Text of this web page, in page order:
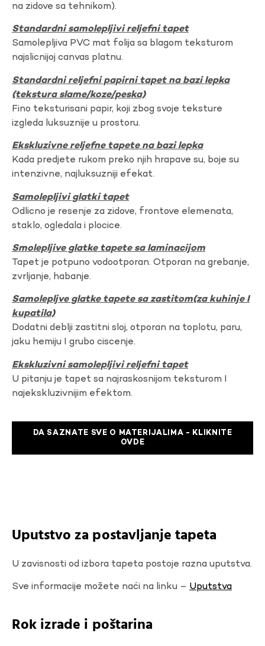
na zidove sa tehnikom).
Standardni samolepljivi reljefni tapet
Samolepljiva PVC mat folija sa blagom teksturom
najslicnijoj canvas platnu.
Standardni reljefni papirni tapet na bazi lepka
(tekstura slame/koze/peska)
Fino teksturisani papir, koji zbog svoje teksture
izgleda luksuznije u prostoru.
Ekskluzivne reljefne tapete na bazi lepka
Kada predjete rukom preko njih hrapave su, boje su
intenzivne, najluksuzniji efekat.
Samolepljivi glatki tapet
Odlicno je resenje za zidove, frontove elemenata,
staklo, ogledala i plocice.
Smolepljive glatke tapete sa laminacijom
Tapet je potpuno vodootporan. Otporan na grebanje,
zvrljanje, habanje.
Samolepljve glatke tapete sa zastitom(za kuhinje I
kupatila)
Dodatni deblji zastitni sloj, otporan na toplotu, paru,
jaku hemiju I grubo ciscenje.
Ekskluzivni samolepljivi reljefni tapet
U pitanju je tapet sa najraskosnijom teksturom I
najekskluzivnijim efektom.
DA SAZNATE SVE O MATERIJALIMA - KLIKNITE
OVDE
Uputstvo za postavljanje tapeta
U zavisnosti od izbora tapeta postoje razna uputstva.
Sve informacije možete naći na linku – Uputstva
Rok izrade i poštarina